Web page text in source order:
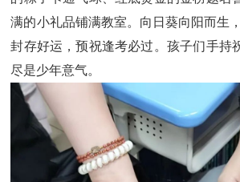
满的小礼品铺满教室。向日葵向阳而生
封存好运，预祝逢考必过。孩子们手持
尽是少年意气。